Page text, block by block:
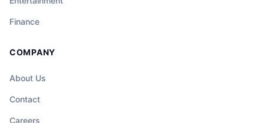
Finance
COMPANY
About Us
Contact
Careers